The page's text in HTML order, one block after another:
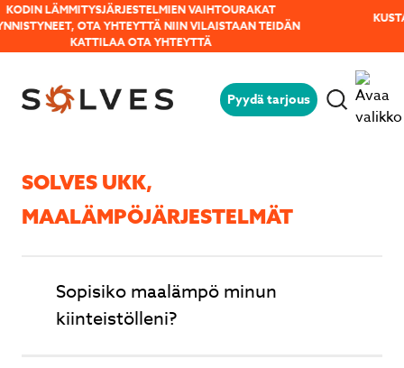
KUSTANNUSTEHOKAS GREE SP-X NORDIC -UUTUUS LÄMMITTÄÄ
-35C PAKKASILLE!OTA YHTEYTTÄ
Pyydä tarjous
SOLVES UKK,
MAALÄMPÖJÄRJESTELMÄT
Sopisiko maalämpö minun
kiinteistölleni?
Jäikö sinulla kysyttävää?
lomakkeen avulla niin vastaamme sinulle
mahdollisimman pian!